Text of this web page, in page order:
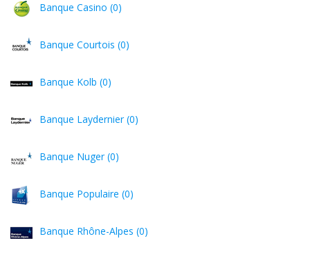
Banque Casino (0)
Banque Courtois (0)
Banque Kolb (0)
Banque Laydernier (0)
Banque Nuger (0)
Banque Populaire (0)
Banque Rhône-Alpes (0)